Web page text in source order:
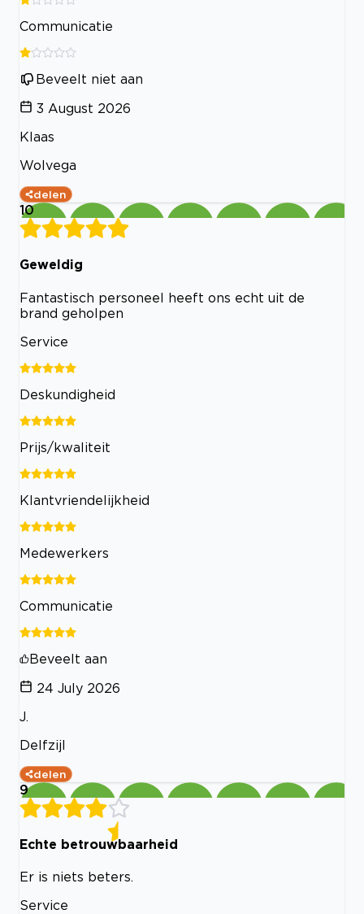
Communicatie
Beveelt niet aan
3 August 2026
Klaas
Wolvega
delen
10
Geweldig
Fantastisch personeel heeft ons echt uit de
brand geholpen
Service
Deskundigheid
Prijs/kwaliteit
Klantvriendelijkheid
Medewerkers
Communicatie
Beveelt aan
24 July 2026
J.
Delfzijl
delen
9
Echte betrouwbaarheid
Er is niets beters.
Service